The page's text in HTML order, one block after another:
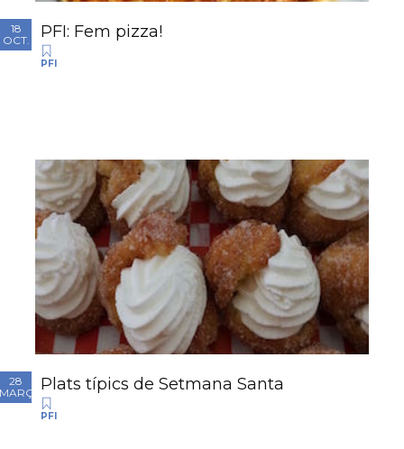
18
OCT.
PFI: Fem pizza!
PFI
28
Plats típics de Setmana Santa
PFI